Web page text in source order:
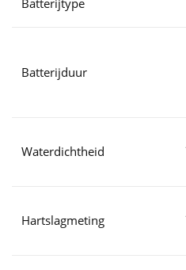
Batterijtype
Batterijduur
Waterdichtheid
Hartslagmeting